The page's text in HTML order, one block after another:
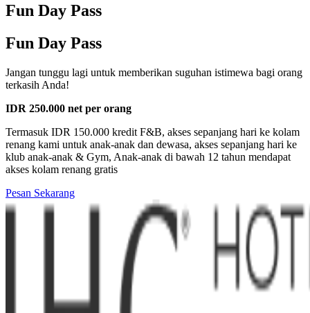
Fun Day Pass
Fun Day Pass
Jangan tunggu lagi untuk memberikan suguhan istimewa bagi orang
terkasih Anda!
IDR 250.000 net per orang
Termasuk IDR 150.000 kredit F&B, akses sepanjang hari ke kolam
renang kami untuk anak-anak dan dewasa, akses sepanjang hari ke
klub anak-anak & Gym, Anak-anak di bawah 12 tahun mendapat
akses kolam renang gratis
Pesan Sekarang